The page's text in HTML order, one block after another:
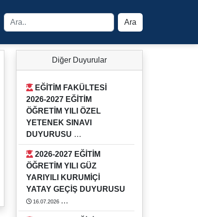
Ara
Diğer Duyurular
2026-2027 EĞİTİM
ÖĞRETİM YILI ÖZEL
YETENEK SINAVI
DUYURUSU
03.08.2026
Detaylı bilgi için Eğitim Fakültesi
Öğrenci İşlerini arayınız.
https://rehber.adu.edu.tr/#
ÖĞRETİM YILI GÜZ
YARIYILI KURUMİÇİ
YATAY GEÇİŞ DUYURUSU
16.07.2026
2026-2027 EĞİTİM ÖĞRETİM YILI